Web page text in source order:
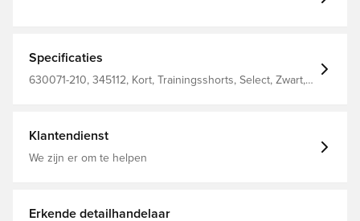
Specificaties
630071-210, 345112, Kort, Trainingsshorts, Select, Zwart,
Klantendienst
We zijn er om te helpen
Erkende detailhandelaar